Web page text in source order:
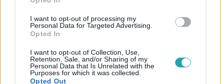
I want to opt-out of processing my
Personal Data for Targeted Advertising.
Opted In
I want to opt-out of Collection, Use,
Retention, Sale, and/or Sharing of my
Personal Data that Is Unrelated with the
Purposes for which it was collected.
Opted Out
GYERMEKVÉDELEM